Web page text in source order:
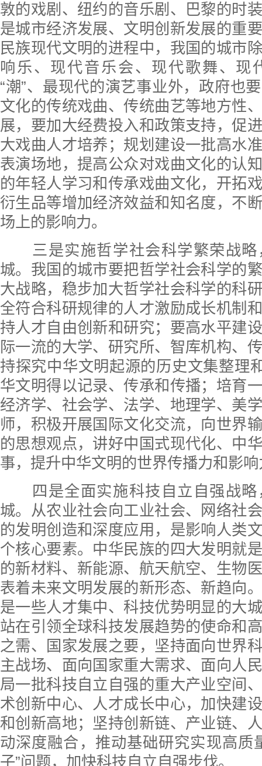
敦的戏剧、纽约的音乐剧、巴黎的时
是城市经济发展、文明创新发展的重
民族现代文明的进程中，我国的城市
响乐、现代音乐会、现代歌舞、现
“潮”、最现代的演艺事业外，政府也
文化的传统戏曲、传统曲艺等地方性
展，要加大经费投入和政策支持，促
大戏曲人才培养；规划建设一批高水
表演场地，提高公众对戏曲文化的认
的年轻人学习和传承戏曲文化，开拓
衍生品等增加经济效益和知名度，不
场上的影响力。
三是实施哲学社会科学繁荣战略
城。我国的城市要把哲学社会科学的
大战略，稳步加大哲学社会科学的科
全符合科研规律的人才激励成长机制
持人才自由创新和研究；要高水平建
际一流的大学、研究所、智库机构、
持探究中华文明起源的历史文集整理
华文明得以记录、传承和传播；培育
经济学、社会学、法学、地理学、美
师，积极开展国际文化交流，向世界
的思想观点，讲好中国式现代化、中
事，提升中华文明的世界传播力和影
四是全面实施科技自立自强战略
城。从农业社会向工业社会、网络社
的发明创造和深度应用，是影响人类
个核心要素。中华民族的四大发明就
的新材料、新能源、航天航空、生物
表着未来文明发展的新形态、新趋向
是一些人才集中、科技优势明显的大
站在引领全球科技发展趋势的使命和
之需、国家发展之要，坚持面向世界
主战场、面向国家重大需求、面向人
局一批科技自立自强的重大产业空间
术创新中心、人才成长中心，加快建
和创新高地；坚持创新链、产业链、
动深度融合，推动基础研究实现高质
子”问题，加快科技自立自强步伐。